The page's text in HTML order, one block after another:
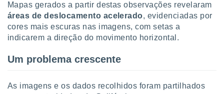
ou
de dados
fontes,
e melhorar
Mapas gerados a partir destas observações revelaram
áreas de deslocamento acelerado, evidenciadas por
cores mais escuras nas imagens, com setas a
indicarem a direção do movimento horizontal.
Um problema crescente
As imagens e os dados recolhidos foram partilhados